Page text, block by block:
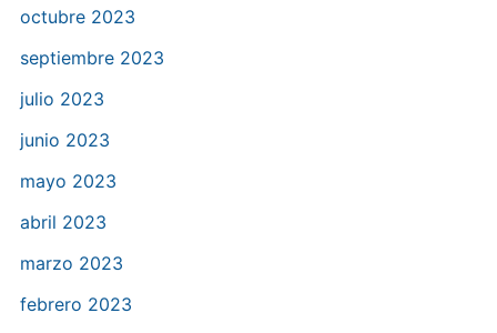
octubre 2023
septiembre 2023
julio 2023
junio 2023
mayo 2023
abril 2023
marzo 2023
febrero 2023